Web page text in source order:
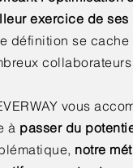
exercice de
définition se
vous
à passer du
notre